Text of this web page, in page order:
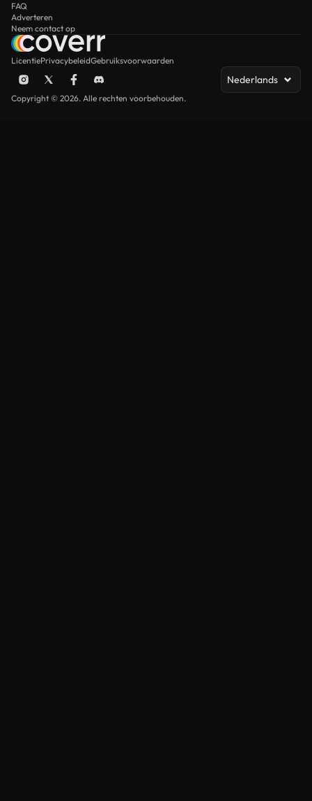
FAQ
Adverteren
Neem contact op
LicentiePrivacybeleidGebruiksvoorwaarden
Nederlands
Copyright © 2026. Alle rechten voorbehouden.